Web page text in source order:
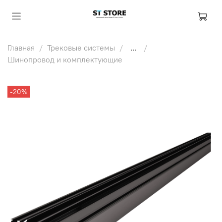
Главная Трековые системы
...
Шинопровод и комплектующие
-20%